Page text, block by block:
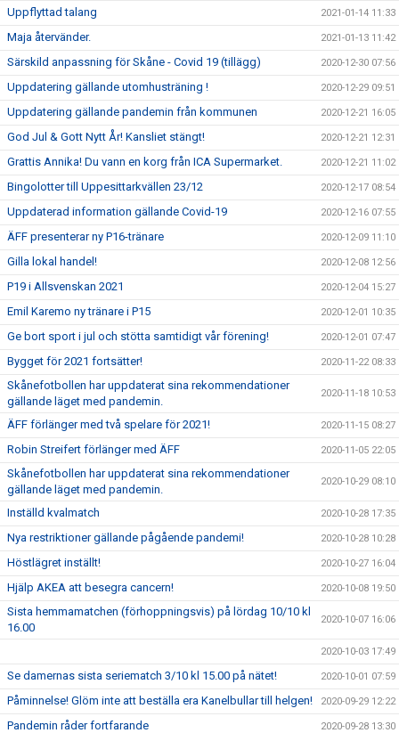
Uppflyttad talang 2021-01-14 11:33
Maja återvänder. 2021-01-13 11:42
Särskild anpassning för Skåne - Covid 19 (tillägg) 2020-12-30 07:56
Uppdatering gällande utomhusträning ! 2020-12-29 09:51
Uppdatering gällande pandemin från kommunen 2020-12-21 16:05
God Jul & Gott Nytt År! Kansliet stängt! 2020-12-21 12:31
Grattis Annika! Du vann en korg från ICA Supermarket. 2020-12-21 11:02
Bingolotter till Uppesittarkvällen 23/12 2020-12-17 08:54
Uppdaterad information gällande Covid-19 2020-12-16 07:55
ÄFF presenterar ny P16-tränare 2020-12-09 11:10
Gilla lokal handel! 2020-12-08 12:56
P19 i Allsvenskan 2021 2020-12-04 15:27
Emil Karemo ny tränare i P15 2020-12-01 10:35
Ge bort sport i jul och stötta samtidigt vår förening! 2020-12-01 07:47
Bygget för 2021 fortsätter! 2020-11-22 08:33
Skånefotbollen har uppdaterat sina rekommendationer
gällande läget med pandemin.
2020-11-18 10:53
ÄFF förlänger med två spelare för 2021! 2020-11-15 08:27
Robin Streifert förlänger med ÄFF 2020-11-05 22:05
Skånefotbollen har uppdaterat sina rekommendationer
gällande läget med pandemin.
2020-10-29 08:10
Inställd kvalmatch 2020-10-28 17:35
Nya restriktioner gällande pågående pandemi! 2020-10-28 10:28
Höstlägret inställt! 2020-10-27 16:04
Hjälp AKEA att besegra cancern! 2020-10-08 19:50
Sista hemmamatchen (förhoppningsvis) på lördag 10/10 kl
16.00
2020-10-07 16:06
2020-10-03 17:49
Se damernas sista seriematch 3/10 kl 15.00 på nätet! 2020-10-01 07:59
Påminnelse! Glöm inte att beställa era Kanelbullar till helgen! 2020-09-29 12:22
Pandemin råder fortfarande 2020-09-28 13:30